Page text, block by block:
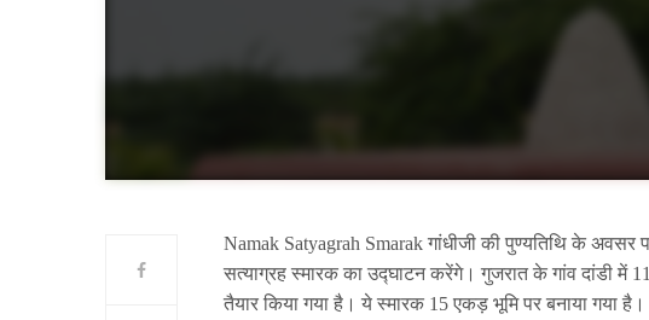
Namak Satyagrah Smarak गांधीजी की पुण्यतिथि के अवसर
सत्याग्रह स्मारक का उद्घाटन करेंगे। गुजरात के गांव दांडी में
तैयार किया गया है। ये स्मारक 15 एकड़ भूमि पर बनाया गया है।